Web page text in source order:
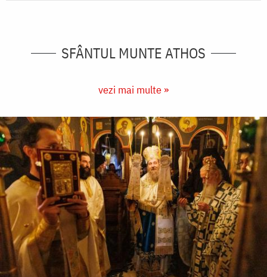
SFÂNTUL MUNTE ATHOS
vezi mai multe »